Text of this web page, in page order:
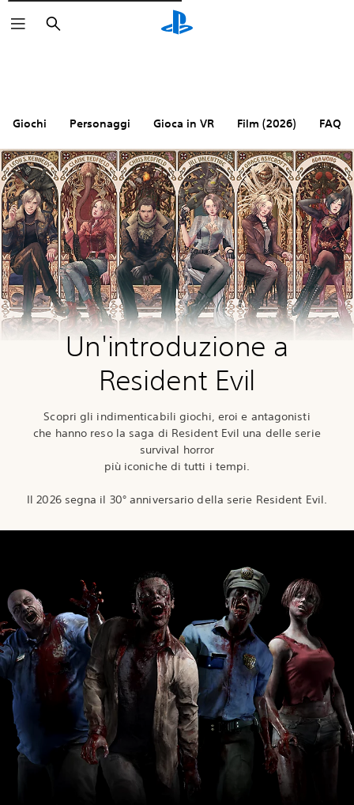
Cerca
Giochi Personaggi Gioca in VR Film (2026) FAQ
Un'introduzione a
Resident Evil
Scopri gli indimenticabili giochi, eroi e antagonisti
che hanno reso la saga di Resident Evil una delle serie
survival horror
più iconiche di tutti i tempi.
Il 2026 segna il 30° anniversario della serie Resident Evil.